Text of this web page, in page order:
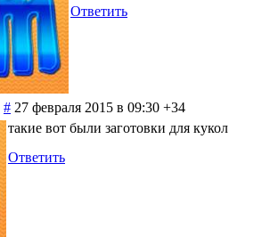
Ответить
# 27 февраля 2015 в 09:30 +34
такие вот были заготовки для кукол
Ответить